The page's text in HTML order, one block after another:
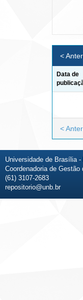
<
Data de
<
Universidade de Brasília
Coordenadoria de
(61) 3107-2683
repositorio@unb.br